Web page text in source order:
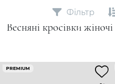
Весняні кросівки жіночі
Фільтр
PREMIUM